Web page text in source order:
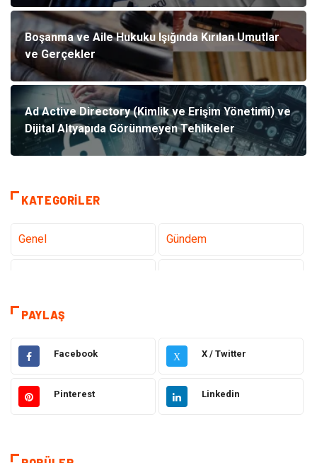
Boşanma ve Aile Hukuku Işığında Kırılan Umutlar
ve Gerçekler
Ad Active Directory (Kimlik ve Erişim Yönetimi) ve
Dijital Altyapıda Görünmeyen Tehlikeler
KATEGORILER
Genel Gündem
Sağlık
Elektrik Elektronik Gıda
Giyim Ulaşım ve Taşımacılık
Alışveriş
PAYLAŞ
Facebook X X / Twitter
Pinterest Linkedin